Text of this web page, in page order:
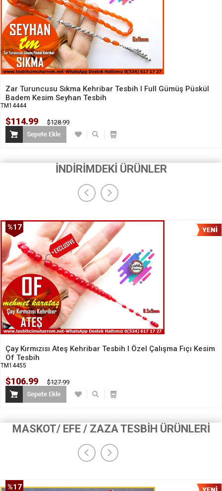
Zar Turuncusu Sıkma Kehribar Tesbih I Full Gümüş Püskül
Badem Kesim Seyhan Tesbih
TM14444
$114.99 $128.99
İNDİRİMDEKİ ÜRÜNLER
Çay Kırmızısı Ateş Kehribar Tesbih I Özel Çalışma Fıçı Kesim
Of Tesbih
TM14455
$106.99 $127.99
%17
İndirim
MASKOT/ EFE / ZAZA TESBİH ÜRÜNLERİ
%17